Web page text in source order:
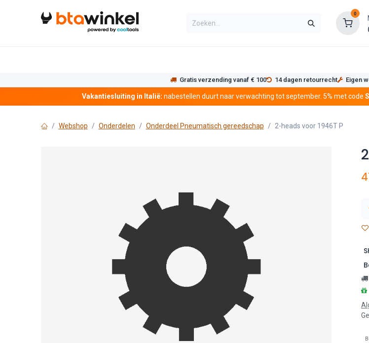
0
Gratis verzending vanaf € 100 14 dagen retourrecht Eigen
Vakantiesluiting in Italië: nabestellen duurt naar verwachting tot september. 5% met code
Webshop Onderdelen Onderdeel Pneumatisch gereedschap 2-heads voor 1946T P